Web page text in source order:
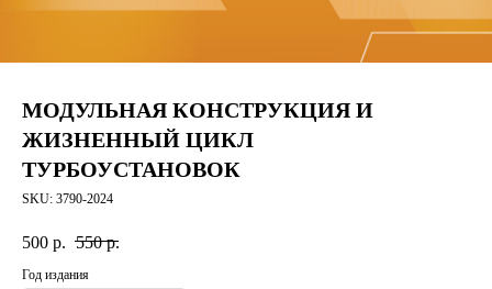
МОДУЛЬНАЯ КОНСТРУКЦИЯ И
ЖИЗНЕННЫЙ ЦИКЛ
ТУРБОУСТАНОВОК
SKU: 3790-2024
500 р. 550 р.
Год издания